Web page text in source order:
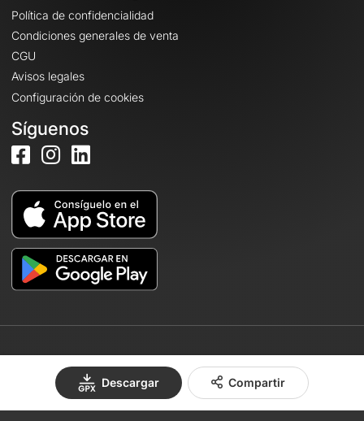
Descargar Compartir
Política de confidencialidad
Condiciones generales de venta
CGU
Avisos legales
Configuración de cookies
Síguenos